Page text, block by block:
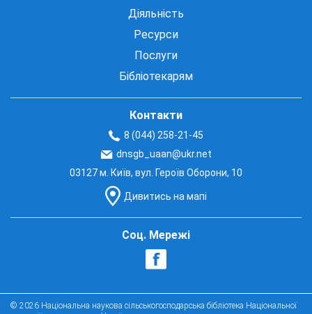
Діяльність
Ресурси
Послуги
Бібліотекарям
Контакти
8 (044) 258-21-45
dnsgb_uaan@ukr.net
03127 м. Київ, вул. Героїв Оборони, 10
Дивитись на мапі
Соц. Мережі
© 2026 Національна наукова сільськогосподарська бібліотека Національної